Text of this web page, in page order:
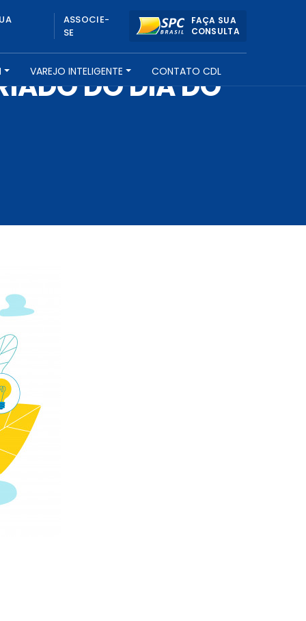
ASSOCIE-
SE
FAÇA SUA
CONSULTA
VAREJO INTELIGENTE CONTATO CDL
DO DIA DO